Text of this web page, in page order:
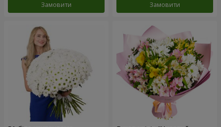
Замовити Замовити